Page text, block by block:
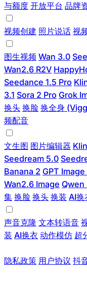
与额度 开放平台 品牌
视频创建 照片说话 视
图生视频 Wan 3.0
Wan2.6 R2V
Seedance 1.5 Pro
3.1 Sora 2 Pro Grok
换头 换脸 换全身
频配音
文生图 图片编辑器
Seedream 5.0
Banana 2 GPT Image
Wan2.6 Image Qwen
集 换脸 换头 换装 AI换
声音克隆 文本转语音
装 AI换衣 动作模仿 超
隐私政策 用户协议 抖